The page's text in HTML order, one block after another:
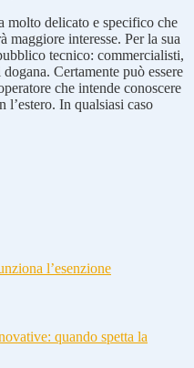
molto delicato e specifico che
maggiore interesse. Per la sua
tecnico: commercialisti,
Certamente può essere
che intende conoscere
In qualsiasi caso
l’esenzione
quando spetta la